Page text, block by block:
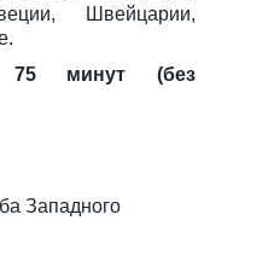
Швейцарии,
75 минут (без
Западного